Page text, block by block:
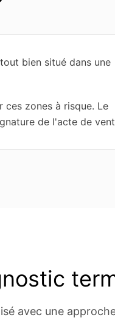
bien situé dans une
ces zones à risque. Le
de l'acte de
avec une